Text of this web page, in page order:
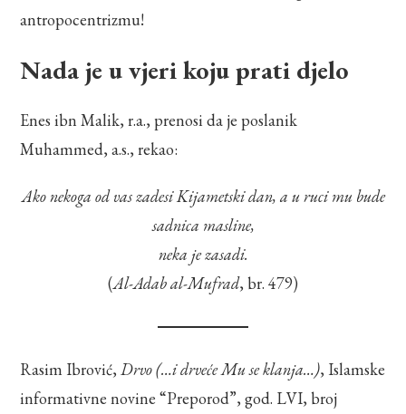
antropocentrizmu!
Nada je u vjeri koju prati djelo
Enes ibn Malik, r.a., prenosi da je poslanik
Muhammed, a.s., rekao:
Ako nekoga od vas zadesi Kijametski dan, a u ruci mu bude
sadnica masline,
neka je zasadi.
(Al-Adab al-Mufrad, br. 479)
Rasim Ibrović,Drvo (…i drveće Mu se klanja…), Islamske
informativne novine “Preporod”, god. LVI, broj